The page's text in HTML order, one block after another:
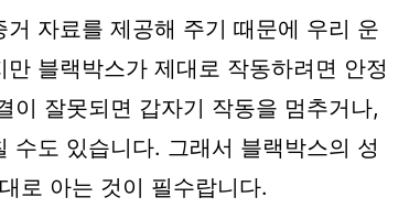
자료를 제공해 주기 때문에 우리 운
블랙박스가 제대로 작동하려면 안정
이 잘못되면 갑자기 작동을 멈추거나,
수도 있습니다. 그래서 블랙박스의 성
로 아는 것이 필수랍니다.